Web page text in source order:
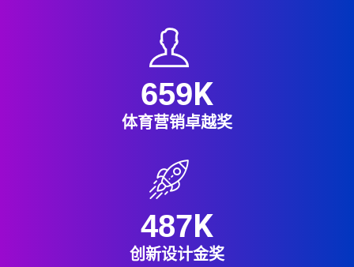
659K
体育营销卓越奖
487K
创新设计金奖